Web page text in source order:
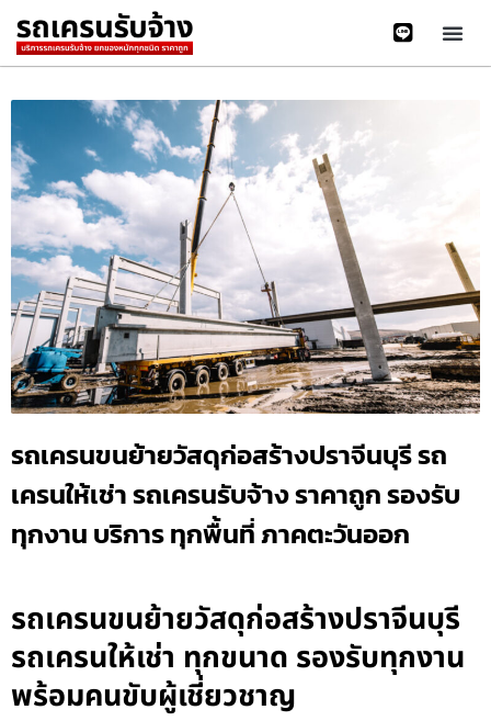
รถเครนขนย้ายวัสดุก่อสร้างปราจีนบุรี รถ
เครนให้เช่า รถเครนรับจ้าง ราคาถูก รองรับ
ทุกงาน บริการ ทุกพื้นที่ ภาคตะวันออก
รถเครนขนย้ายวัสดุก่อสร้างปราจีนบุรี
รถเครนให้เช่า ทุกขนาด รองรับทุกงาน
พร้อมคนขับผู้เชี่ยวชาญ